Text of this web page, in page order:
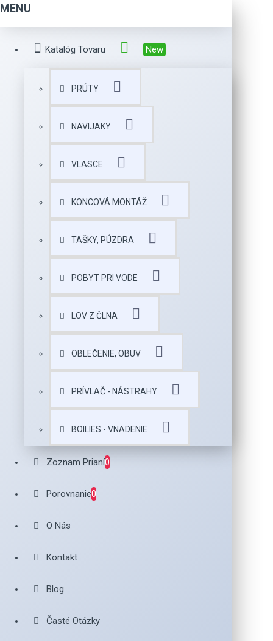
MENU
Katalóg Tovaru New
PRÚTY
NAVIJAKY
VLASCE
KONCOVÁ MONTÁŽ
TAŠKY, PÚZDRA
POBYT PRI VODE
LOV Z ČLNA
OBLEČENIE, OBUV
PRÍVLAČ - NÁSTRAHY
BOILIES - VNADENIE
Zoznam Prianí0
Porovnanie0
O Nás
Kontakt
Blog
Časté Otázky